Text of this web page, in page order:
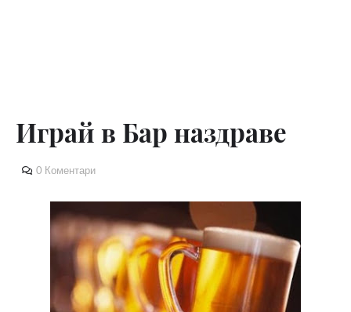
Играй в Бар наздраве
0 Коментари